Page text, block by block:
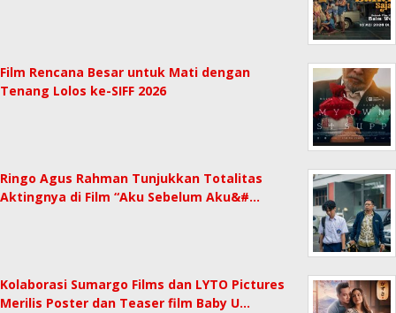
Film Rencana Besar untuk Mati dengan
Tenang Lolos ke-SIFF 2026
Ringo Agus Rahman Tunjukkan Totalitas
Aktingnya di Film “Aku Sebelum Aku&#…
Kolaborasi Sumargo Films dan LYTO Pictures
Merilis Poster dan Teaser film Baby U…